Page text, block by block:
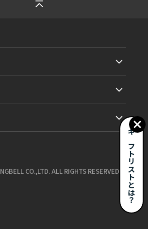
ギフトリストとは？
CO.,LTD. ALL RIGHTS RESERVED.